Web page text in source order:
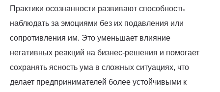
Практики осознанности развивают способность
наблюдать за эмоциями без их подавления или
сопротивления им. Это уменьшает влияние
негативных реакций на бизнес-решения и помогает
сохранять ясность ума в сложных ситуациях, что
делает предпринимателей более устойчивыми к